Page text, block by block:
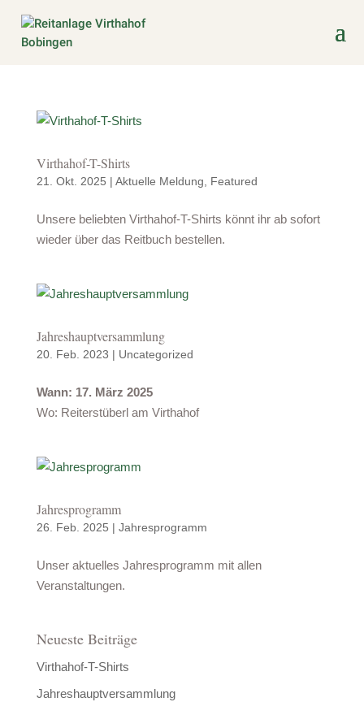
Virthahof-T-Shirts
21. Okt. 2025 | Aktuelle Meldung Featured
Unsere beliebten Virthahof-T-Shirts könnt ihr ab sofort
wieder über das Reitbuch bestellen.
Jahres­hauptversammlung
20. Feb. 2023 | Uncategorized
Wann: 17. März 2025
Wo: Reiterstüberl am Virthahof
Jahresprogramm
26. Feb. 2025 | Jahresprogramm
Unser aktuelles Jahresprogramm mit allen
Veranstaltungen.
Neueste Beiträge
Virthahof-T-Shirts
Jahres­hauptversammlung